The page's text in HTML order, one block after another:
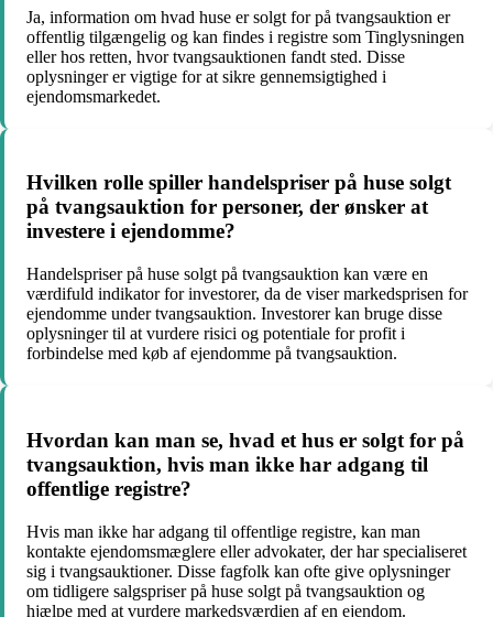
Ja, information om hvad huse er solgt for på tvangsauktion er
offentlig tilgængelig og kan findes i registre som Tinglysningen
eller hos retten, hvor tvangsauktionen fandt sted. Disse
oplysninger er vigtige for at sikre gennemsigtighed i
ejendomsmarkedet.
Hvilken rolle spiller handelspriser på huse solgt
på tvangsauktion for personer, der ønsker at
investere i ejendomme?
Handelspriser på huse solgt på tvangsauktion kan være en
værdifuld indikator for investorer, da de viser markedsprisen for
ejendomme under tvangsauktion. Investorer kan bruge disse
oplysninger til at vurdere risici og potentiale for profit i
forbindelse med køb af ejendomme på tvangsauktion.
Hvordan kan man se, hvad et hus er solgt for på
tvangsauktion, hvis man ikke har adgang til
offentlige registre?
Hvis man ikke har adgang til offentlige registre, kan man
kontakte ejendomsmæglere eller advokater, der har specialiseret
sig i tvangsauktioner. Disse fagfolk kan ofte give oplysninger
om tidligere salgspriser på huse solgt på tvangsauktion og
hjælpe med at vurdere markedsværdien af en ejendom.